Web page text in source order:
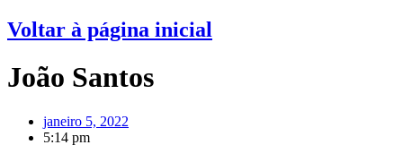
Voltar à página inicial
João Santos
janeiro 5, 2022
5:14 pm